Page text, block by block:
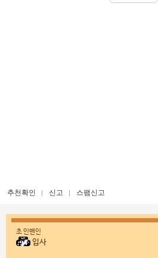
추천확인 신고 스팸신고
초 인벤인
입사